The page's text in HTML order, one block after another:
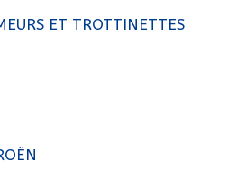
ET TROTTINETTES